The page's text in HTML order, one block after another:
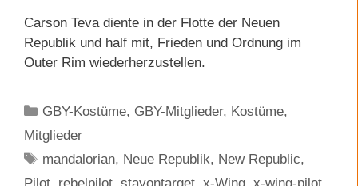
Carson Teva diente in der Flotte der Neuen
Republik und half mit, Frieden und Ordnung im
Outer Rim wiederherzustellen.
Kategorien
GBY-Kostüme, GBY-Mitglieder, Kostüme,
Mitglieder
Schlagwörter
mandalorian, Neue Republik, New Republic,
Pilot, rebelpilot, stayontarget, x-Wing, x-wing-pilot,